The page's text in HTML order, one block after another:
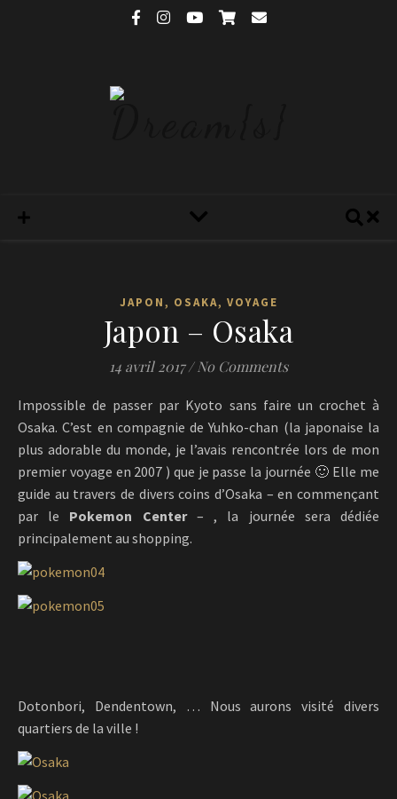
JAPON, OSAKA, VOYAGE
Japon – Osaka
14 avril 2017 / No Comments
Impossible de passer par Kyoto sans faire un crochet à
Osaka. C’est en compagnie de Yuhko-chan (la japonaise la
plus adorable du monde, je l’avais rencontrée lors de mon
premier voyage en 2007 ) que je passe la journée 🙂 Elle me
guide au travers de divers coins d’Osaka – en commençant
par le Pokemon Center– , la journée sera dédiée
principalement au shopping.
Dotonbori, Dendentown, … Nous aurons visité divers
quartiers de la ville !